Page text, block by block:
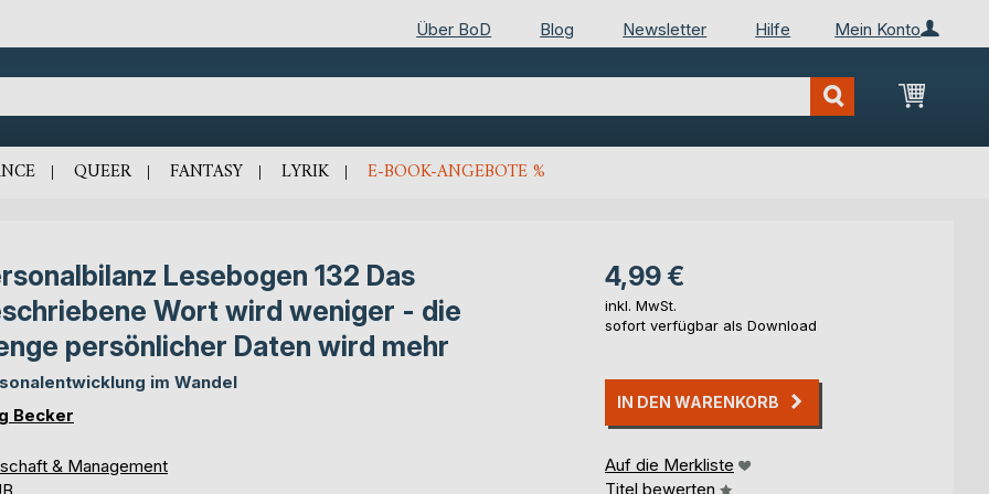
Mein Konto
Über BoD Blog Newsletter Hilfe
Mein
QUEER FANTASY LYRIK E-BOOK-ANGEBOTE %
Lesebogen 132 Das
Wort wird weniger - die
persönlicher Daten wird mehr
im Wandel
Becker
& Management
4,99 €
inkl. MwSt.
sofort verfügbar als Download
IN DEN WARENKORB
Auf die Merkliste
Titel bewerten